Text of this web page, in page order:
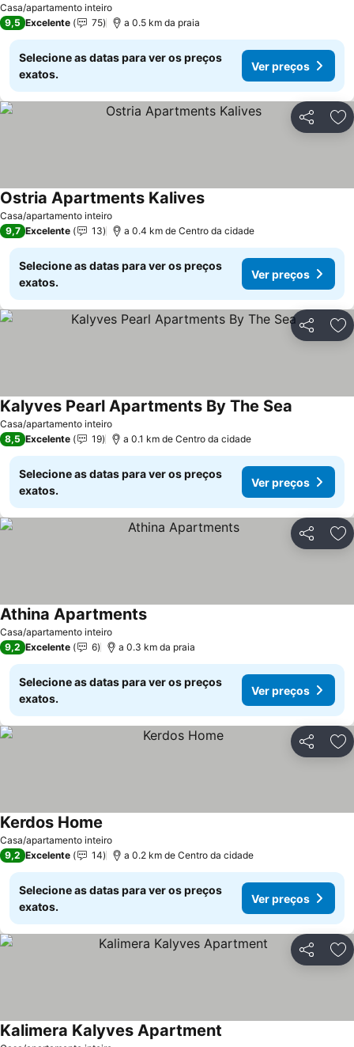
Casa/apartamento inteiro
9,5 Excelente 75 a 0.5 km da praia
Selecione as datas para ver os preços
exatos.
Ver preços
Partilhar
Casa/apartamento inteiro
Ostria Apartments Kalives
9,7 Excelente 13 a 0.4 km de Centro da cidade
Selecione as datas para ver os preços
exatos.
Ver preços
Partilhar
Casa/apartamento inteiro
Kalyves Pearl Apartments By The Sea
8,5 Excelente 19 a 0.1 km de Centro da cidade
Selecione as datas para ver os preços
exatos.
Ver preços
Partilhar
Casa/apartamento inteiro
Athina Apartments
9,2 Excelente 6 a 0.3 km da praia
Selecione as datas para ver os preços
exatos.
Ver preços
Partilhar
Casa/apartamento inteiro
Kerdos Home
9,2 Excelente 14 a 0.2 km de Centro da cidade
Selecione as datas para ver os preços
exatos.
Ver preços
Partilhar
Kalimera Kalyves Apartment